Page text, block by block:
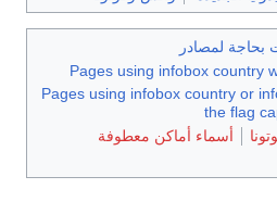
بحاجة لمصادر
Pages using infobox country
Pages using infobox country or
the flag
أسماء أماكن معطوفة